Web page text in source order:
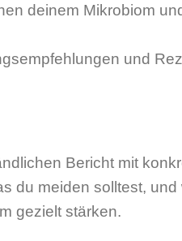
deinem Mikrobiom
und
Bericht mit
du meiden solltest, und
gezielt stärken.